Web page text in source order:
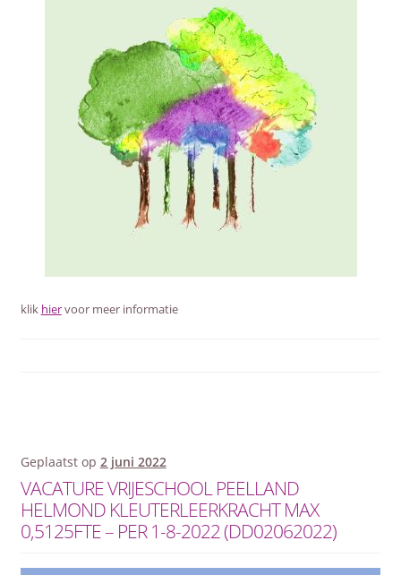
klik hiervoor meer informatie
Geplaatst op 2 juni 2022
VACATURE VRIJESCHOOL PEELLAND
HELMOND KLEUTERLEERKRACHT MAX
0,5125FTE – PER 1-8-2022 (DD02062022)